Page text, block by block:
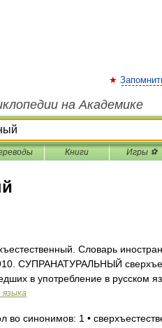
на Академике
Книги Игры ⚽
Словарь
СУПРАНАТУРАЛЬНЫЙ
в употребление в русском
языка
во синонимов: 1 •